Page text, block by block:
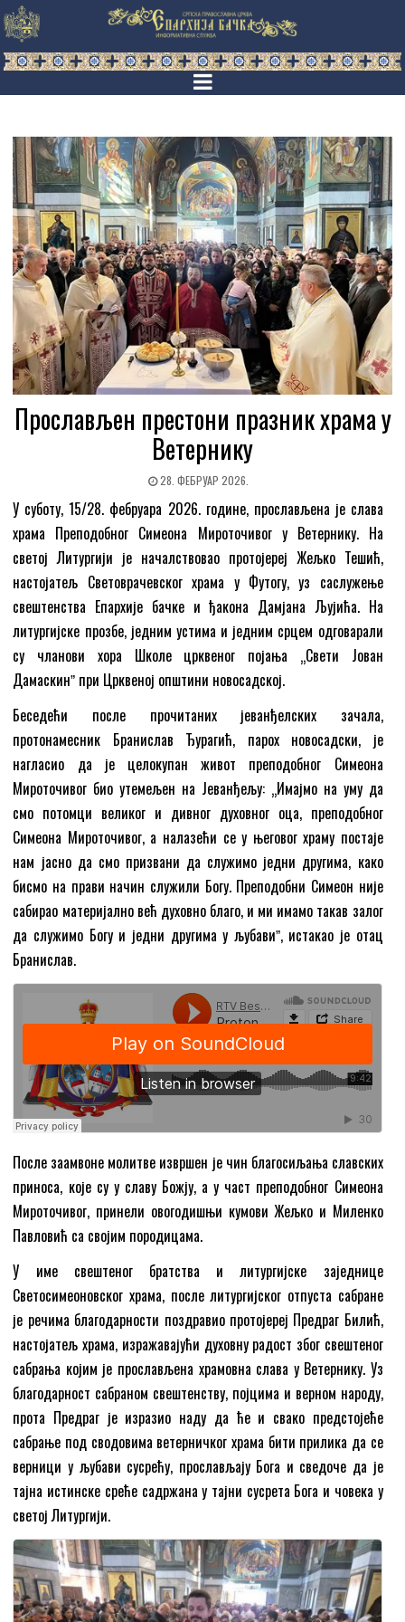
Прослављен престони празник храма у
Ветернику
28. ФЕБРУАР 2026.
У суботу, 15/28. фебруара 2026. године, прослављена је слава
храма Преподобног Симеона Мироточивог у Ветернику. На
светој Литургији је началствовао протојереј Жељко Тешић,
настојатељ Световрачевског храма у Футогу, уз саслужење
свештенства Епархије бачке и ђакона Дамјана Љујића. На
литургијске прозбе, једним устима и једним срцем одговарали
су чланови хора Школе црквеног појања „Свети Јован
Дамаскинˮ при Црквеној општини новосадској.
Беседећи после прочитаних јеванђелских зачала,
протонамесник Бранислав Ђурагић, парох новосадски, је
нагласио да је целокупан живот преподобног Симеона
Мироточивог био утемељен на Јеванђељу: „Имајмо на уму да
смо потомци великог и дивног духовног оца, преподобног
Симеона Мироточивог, а налазећи се у његовог храму постаје
нам јасно да смо призвани да служимо једни другима, како
бисмо на прави начин служили Богу. Преподобни Симеон није
сабирао материјално већ духовно благо, и ми имамо такав залог
да служимо Богу и једни другима у љубавиˮ, истакао је отац
Бранислав.
После заамвоне молитве извршен је чин благосиљања славских
приноса, које су у славу Божју, а у част преподобног Симеона
Мироточивог, принели овогодишњи кумови Жељко и Миленко
Павловић са својим породицама.
У име свештеног братства и литургијске заједнице
Светосимеоновског храма, после литургијског отпуста сабране
је речима благодарности поздравио протојереј Предраг Билић,
настојатељ храма, изражавајући духовну радост због свештеног
сабрања којим је прослављена храмовна слава у Ветернику. Уз
благодарност сабраном свештенству, појцима и верном народу,
прота Предраг је изразиo наду да ће и свако предстојеће
сабрање под сводовима ветерничког храма бити прилика да се
верници у љубави сусрећу, прослављају Бога и сведоче да је
тајна истинске среће садржана у тајни сусрета Бога и човека у
светој Литургији.